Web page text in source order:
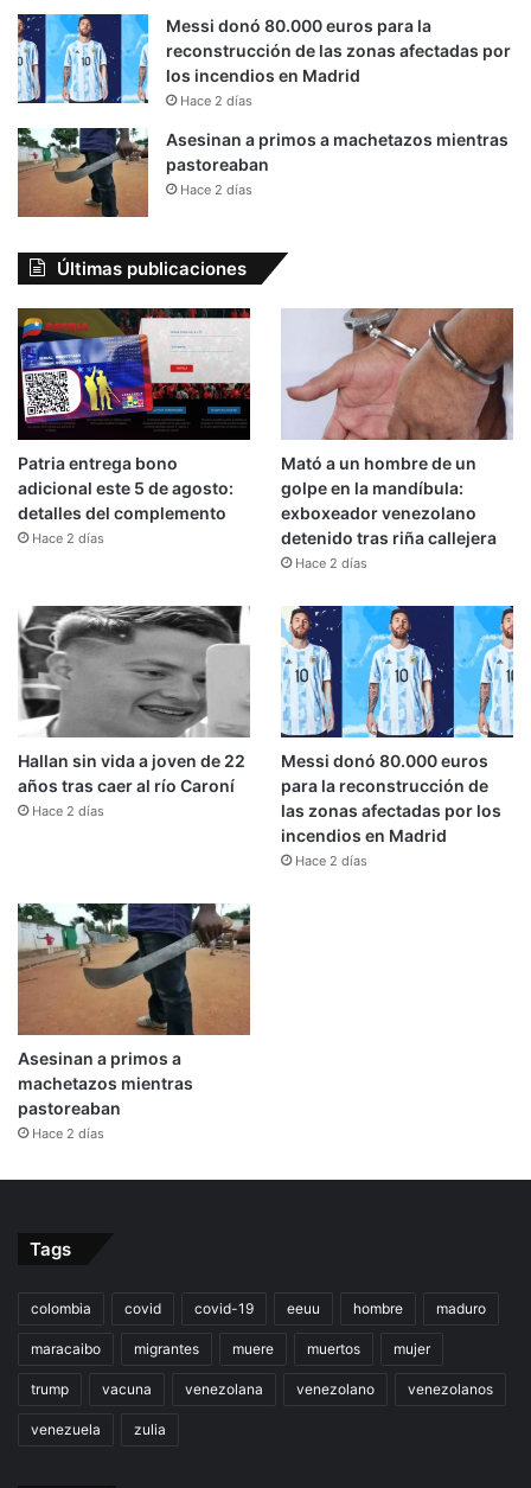
Messi donó 80.000 euros para la
reconstrucción de las zonas afectadas por
los incendios en Madrid
Hace 2 días
Asesinan a primos a machetazos mientras
pastoreaban
Hace 2 días
Últimas publicaciones
Patria entrega bono
adicional este 5 de agosto:
detalles del complemento
Hace 2 días
Mató a un hombre de un
golpe en la mandíbula:
exboxeador venezolano
detenido tras riña callejera
Hace 2 días
Hallan sin vida a joven de 22
años tras caer al río Caroní
Hace 2 días
Messi donó 80.000 euros
para la reconstrucción de
las zonas afectadas por los
incendios en Madrid
Hace 2 días
Asesinan a primos a
machetazos mientras
pastoreaban
Hace 2 días
Tags
colombia covid covid-19 eeuu hombre maduro
maracaibo migrantes muere muertos mujer
trump vacuna venezolana venezolano venezolanos
venezuela zulia